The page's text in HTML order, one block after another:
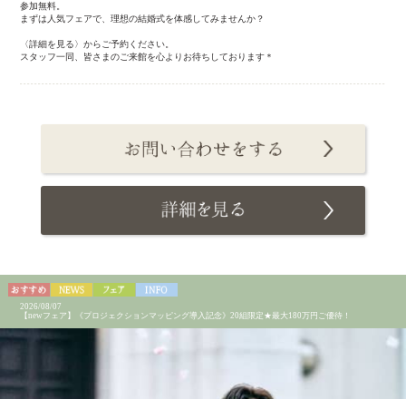
参加無料。
まずは人気フェアで、理想の結婚式を体感してみませんか？
〈詳細を見る〉からご予約ください。
スタッフ一同、皆さまのご来館を心よりお待ちしております＊
2026/08/07
【newフェア】《プロジェクションマッピング導入記念》20組限定★最大180万円ご優待！